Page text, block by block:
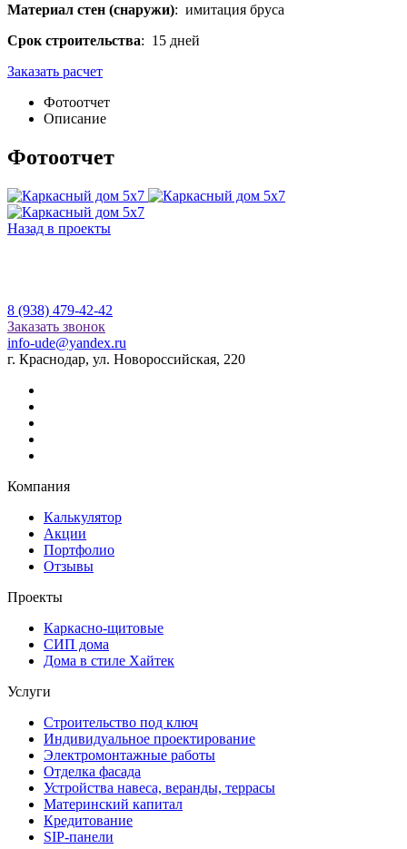
Материал стен (снаружи): имитация бруса
Срок строительства: 15 дней
Заказать расчет
Фотоотчет
Описание
Фотоотчет
Назад в проекты
8 (938) 479-42-42
Заказать звонок
info-ude@yandex.ru
г. Краснодар, ул. Новороссийская, 220
Компания
Калькулятор
Акции
Портфолио
Отзывы
Проекты
Каркасно-щитовые
СИП дома
Дома в стиле Хайтек
Услуги
Строительство под ключ
Индивидуальное проектирование
Электромонтажные работы
Отделка фасада
Устройства навеса, веранды, террасы
Материнский капитал
Кредитование
SIP-панели